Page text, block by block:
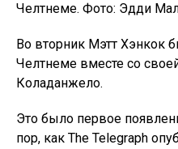
Челтнеме. Фото: Эдди
Во вторник Мэтт Хэнкок
Челтнеме вместе со
Коладанжело.
Это было первое
пор, как The Telegraph